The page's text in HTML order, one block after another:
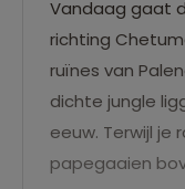
Vandaag gaat
richting
ruïnes van
dichte jungle
eeuw. Terwijl je
papegaaien